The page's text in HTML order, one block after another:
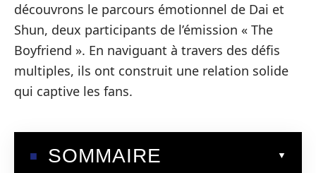
découvrons le parcours émotionnel de Dai et
Shun, deux participants de l’émission « The
Boyfriend ». En naviguant à travers des défis
multiples, ils ont construit une relation solide
qui captive les fans.
SOMMAIRE